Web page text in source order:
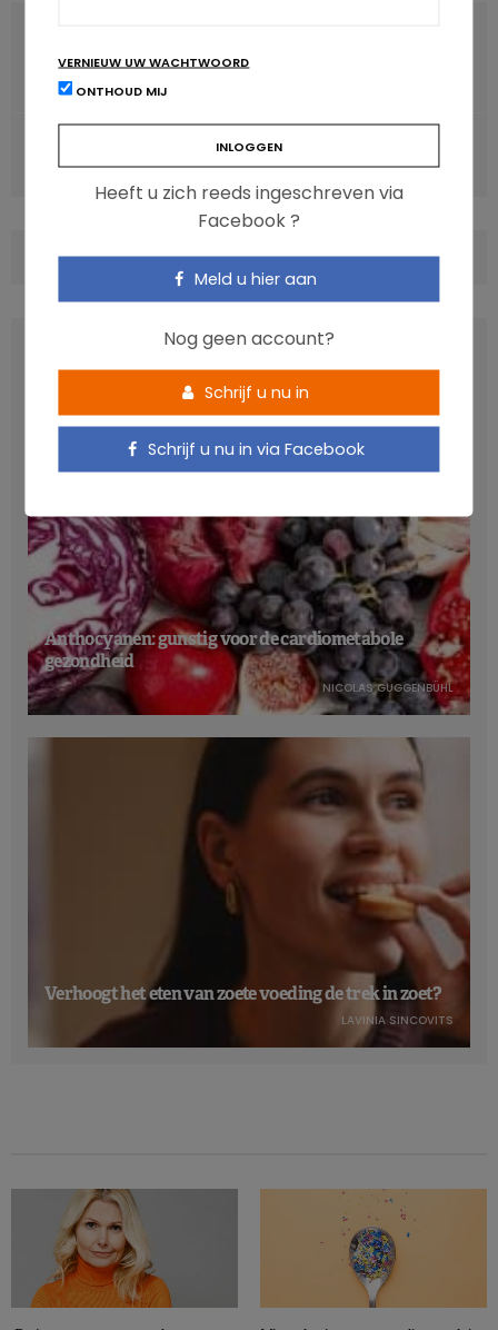
Nieuwe methode om intestinale microbiota te
Palmolie pleit onschuldig!
COMMENTS(0)
Anthocyanen: gunstig voor de cardiometabole
gezondheid
NICOLAS GUGGENBÜHL
Verhoogt het eten van zoete voeding de trek in zoet?
LAVINIA SINCOVITS
VERNIEUW UW WACHTWOORD
ONTHOUD MIJ
Heeft u zich reeds ingeschreven via
Facebook ?
Meld u hier aan
Nog geen account?
Schrijf u nu in
Schrijf u nu in via Facebook